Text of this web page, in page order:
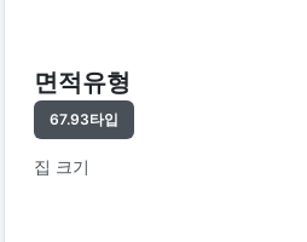
면적유형
67.93타입
집 크기